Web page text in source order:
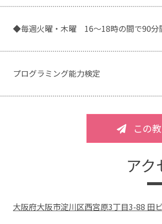
◆毎週火曜・木曜 16～18時の間で90分
プログラミング能力検定
この
ア
大阪府大阪市淀川区西宮原3丁目3-88 田